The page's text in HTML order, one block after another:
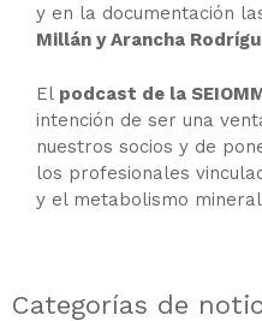
y en la documentación
Millán y Arancha
El podcast de la
intención de ser una
nuestros socios y de
los profesionales
y el metabolismo
Categorías de